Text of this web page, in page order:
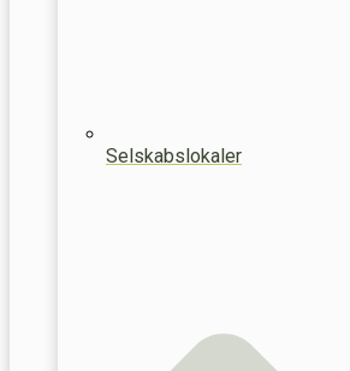
Selskabslokaler